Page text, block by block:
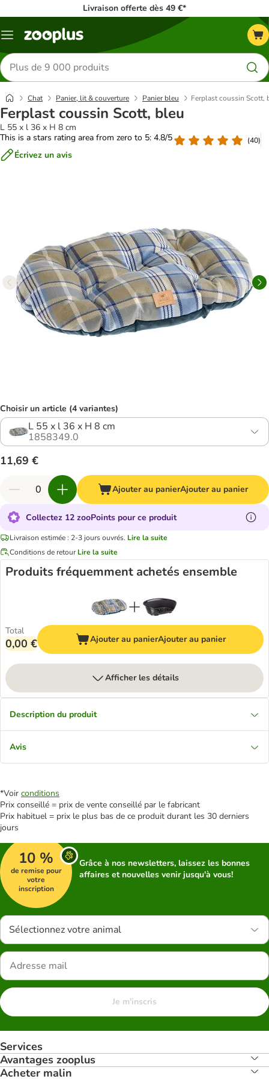
Livraison offerte dès 49 €*
Menu
Rechercher
des
produits
Chat Panier, lit & couverture Panier bleu Ferplast coussin Scott,
Ferplast coussin Scott, bleu
L 55 x l 36 x H 8 cm
This is a stars rating area from zero to 5: 4.8/5
(40)
Écrivez un avis
Choisir un article (4 variantes)
L 55 x l 36 x H 8 cm
1858349.0
11,69 €
Ajouter au panierAjouter au panier
Collectez 12 zooPoints pour ce produit
Livraison estimée : 2-3 jours ouvrés. Lire la suite
Conditions de retour Lire la suite
Produits fréquemment achetés ensemble
Total
0,00 € Ajouter au panierAjouter au panier
Afficher les détails
Description du produit
Avis
*Voir conditions
Prix conseillé = prix de vente conseillé par le fabricant
Prix habituel = prix le plus bas de ce produit durant les 30 derniers
jours
10 %
de remise pour
votre
inscription
Grâce à nos newsletters, laissez les bonnes
affaires et nouvelles venir jusqu'à vous!
Sélectionnez votre animal
Je m'inscris
Services
Avantages zooplus
Acheter malin